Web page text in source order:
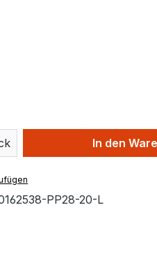
Gib denIn den
PP28-20-L